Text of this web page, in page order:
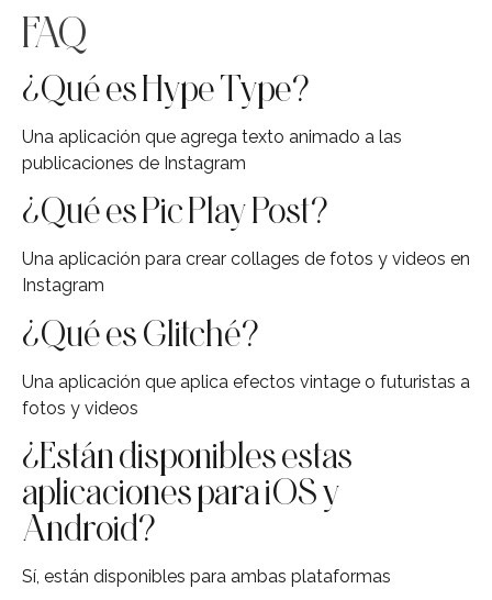
FAQ
¿Qué es Hype Type?
Una aplicación que agrega texto animado a las
publicaciones de Instagram
¿Qué es Pic Play Post?
Una aplicación para crear collages de fotos y videos en
Instagram
¿Qué es Glitché?
Una aplicación que aplica efectos vintage o futuristas a
fotos y videos
¿Están disponibles estas
aplicaciones para iOS y
Android?
Sí, están disponibles para ambas plataformas